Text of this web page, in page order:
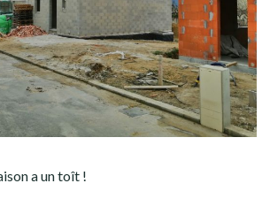
a un toît !